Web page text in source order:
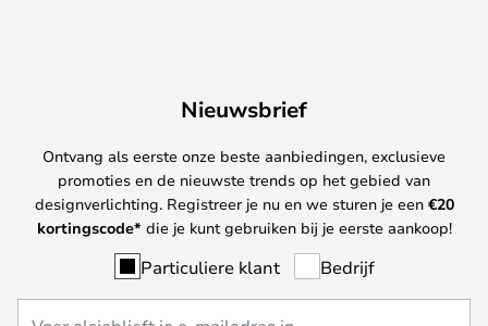
Nieuwsbrief
Ontvang als eerste onze beste aanbiedingen, exclusieve
promoties en de nieuwste trends op het gebied van
designverlichting. Registreer je nu en we sturen je een €20
kortingscode* die je kunt gebruiken bij je eerste aankoop!
Particuliere klant Bedrijf